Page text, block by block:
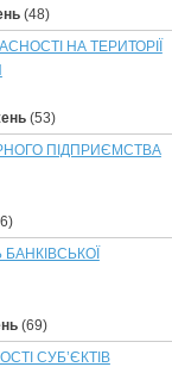
(48)
НА ТЕРИТОРІЇ
(53)
ПІДПРИЄМСТВА
(69)
СУБ’ЄКТІВ